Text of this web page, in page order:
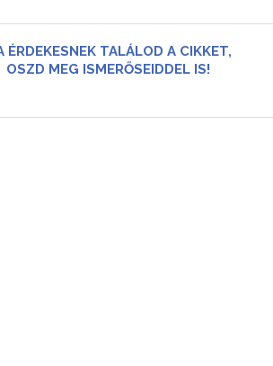
ÉRDEKESNEK TALÁLOD A CIKKET,
OSZD MEG ISMERŐSEIDDEL IS!